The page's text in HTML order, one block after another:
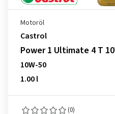
Motoröl
Castrol
Power 1 Ultimate 4 T
10W-50
1.00 l
(0)